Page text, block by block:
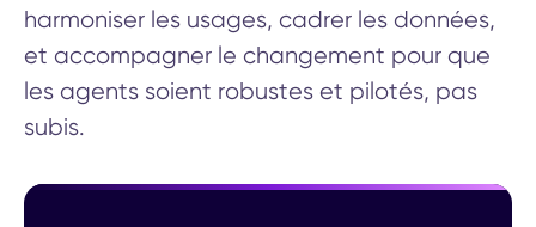
harmoniser les usages, cadrer les données,
et accompagner le changement pour que
les agents soient robustes et pilotés, pas
subis.